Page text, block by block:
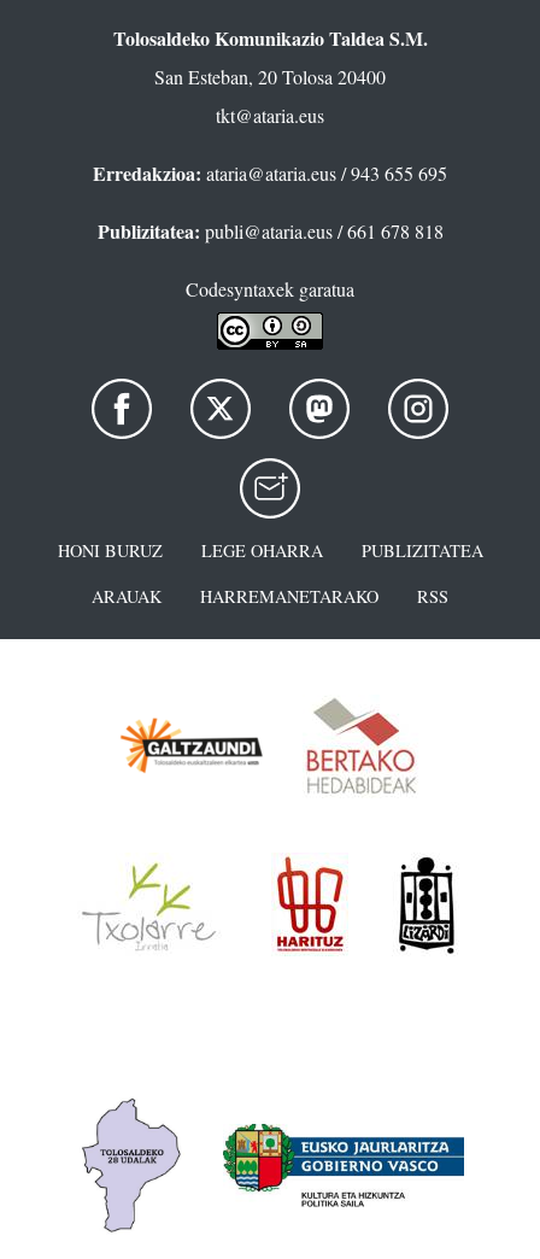
Tolosaldeko Komunikazio Taldea S.M.
San Esteban, 20 Tolosa 20400
tkt@ataria.eus
Erredakzioa: ataria@ataria.eus/ 943 655 695
Publizitatea: publi@ataria.eus/ 661 678 818
Codesyntaxek garatua
HONI BURUZ LEGE OHARRA
PUBLIZITATEA
ARAUAK
HARREMANETARAKO RSS